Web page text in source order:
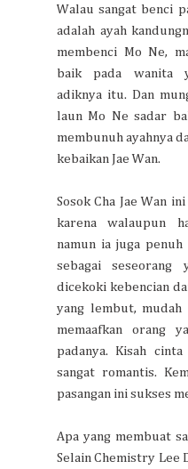
Walau sangat benci
adalah ayah
membenci Mo Ne,
baik pada wanita
adiknya itu. Dan
laun Mo Ne sadar
membunuh ayahnya
kebaikan Jae Wan.
Sosok Cha Jae Wan
karena walaupun
namun ia juga penuh
sebagai seseorang
dicekoki kebencian
yang lembut,
memaafkan orang
padanya. Kisah
sangat romantis.
pasangan ini sukses
Apa yang membuat
Selain Chemistry Lee